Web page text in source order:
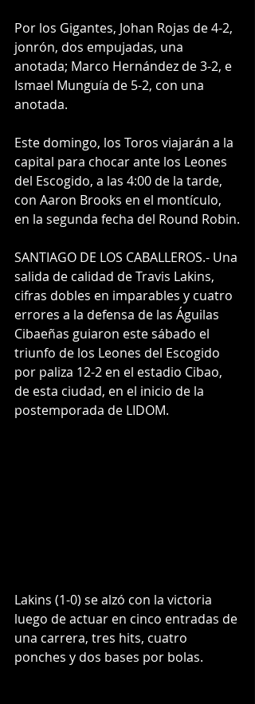
Por los Gigantes, Johan Rojas de 4-2,
jonrón, dos empujadas, una
anotada; Marco Hernández de 3-2, e
Ismael Munguía de 5-2, con una
anotada.
Este domingo, los Toros viajarán a la
capital para chocar ante los Leones
del Escogido, a las 4:00 de la tarde,
con Aaron Brooks en el montículo,
en la segunda fecha del Round Robin.
SANTIAGO DE LOS CABALLEROS.- Una
salida de calidad de Travis Lakins,
cifras dobles en imparables y cuatro
errores a la defensa de las Águilas
Cibaeñas guiaron este sábado el
triunfo de los Leones del Escogido
por paliza 12-2 en el estadio Cibao,
de esta ciudad, en el inicio de la
postemporada de LIDOM.
Lakins (1-0) se alzó con la victoria
luego de actuar en cinco entradas de
una carrera, tres hits, cuatro
ponches y dos bases por bolas.